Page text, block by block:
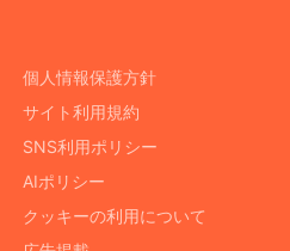
個人情報保護方針
サイト利用規約
SNS利用ポリシー
AIポリシー
クッキーの利用について